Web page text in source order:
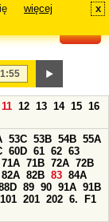
więcej x
11 12 13 14 15 16
53C 53B 54B 55A
60D 61 62 63
71A 71B 72A 72B
82A 82B 83 84A
89 90 91A 91B
101 201 202 6.
F1